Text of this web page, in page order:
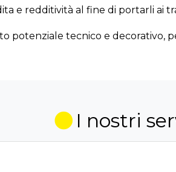
e redditività al fine di portarli ai
potenziale tecnico e decorativo,
I nostri